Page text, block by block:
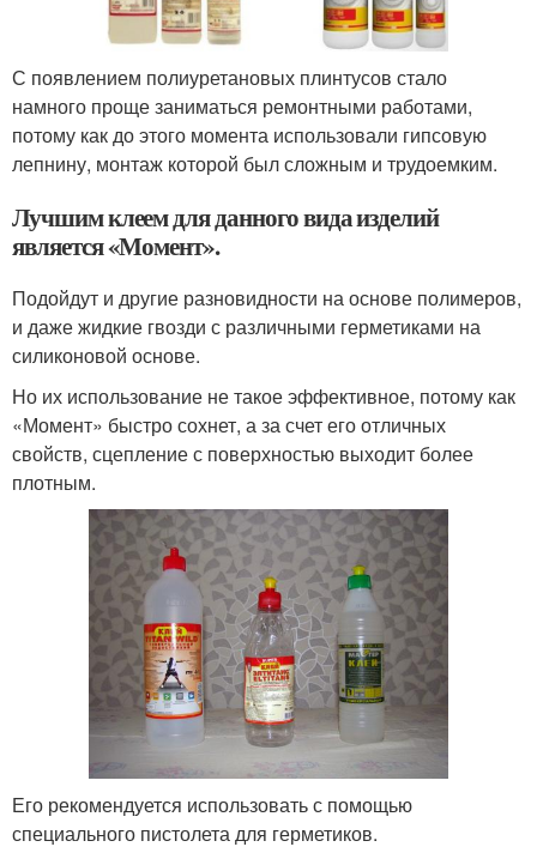
С появлением полиуретановых плинтусов стало
намного проще заниматься ремонтными работами,
потому как до этого момента использовали гипсовую
лепнину, монтаж которой был сложным и трудоемким.
Лучшим клеем для данного вида изделий
является «Момент».
Подойдут и другие разновидности на основе полимеров,
и даже жидкие гвозди с различными герметиками на
силиконовой основе.
Но их использование не такое эффективное, потому как
«Момент» быстро сохнет, а за счет его отличных
свойств, сцепление с поверхностью выходит более
плотным.
Его рекомендуется использовать с помощью
специального пистолета для герметиков.